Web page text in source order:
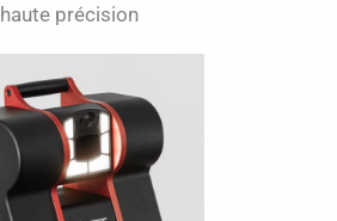
haute précision